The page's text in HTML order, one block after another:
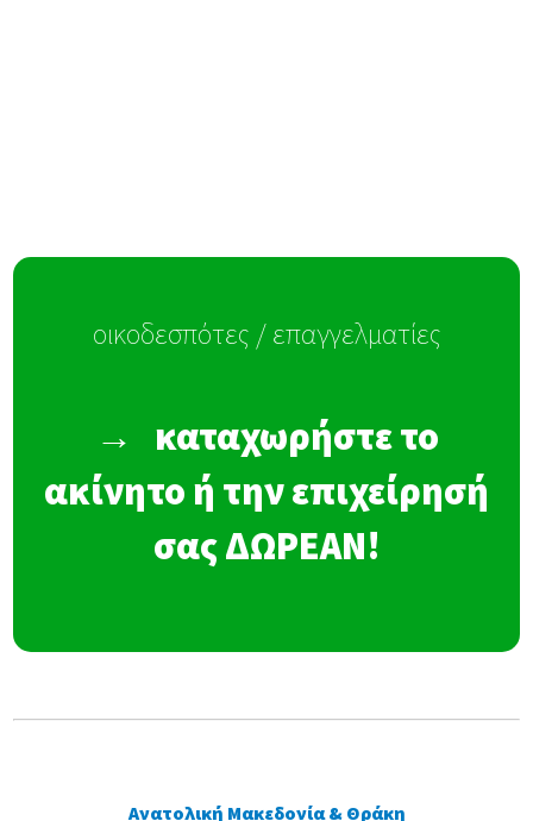
οικοδεσπότες / επαγγελματίες
→ καταχωρήστε το
ακίνητο ή την επιχείρησή
σας ΔΩΡΕΑΝ!
Ανατολική Μακεδονία & Θράκη